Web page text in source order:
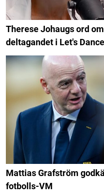
Therese Johaugs ord
deltagandet i Let's Dance
Mattias Grafström
fotbolls-VM